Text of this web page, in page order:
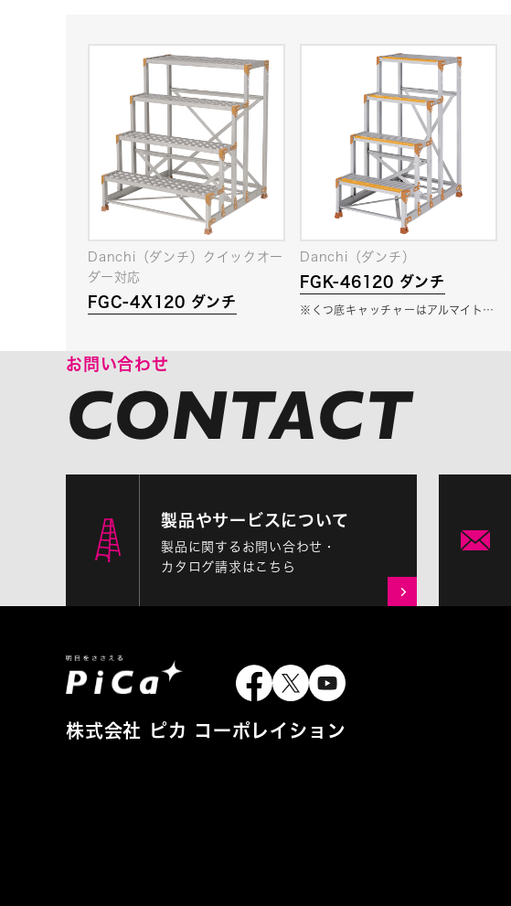
FGC-4X120 ダンチ
Danchi（ダンチ）クイックオー
ダー対応
FGK-46120 ダンチ
Danchi（ダンチ）
※くつ底キャッチャーはアルマイト…
お問い合わせ
製品やサービスについて
製品に関するお問い合わせ・
カタログ請求はこちら
株式会社 ピカ コーポレイション